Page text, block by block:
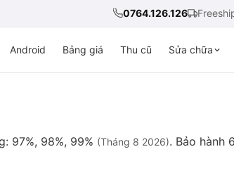
0764.126.126
Android Bảng giá Thu cũ Sửa chữa
97%, 98%, 99% (Tháng 8 2026). Bảo hành